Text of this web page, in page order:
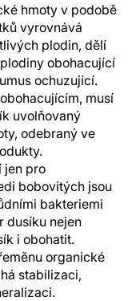
hmoty v podobě
vyrovnává
plodin, dělí
obohacující
ochuzující.
musí
uvolňovaný
odebraný ve
jen pro
bobovitých jsou
bakteriemi
dusíku nejen
i obohatit.
organické
stabilizaci,